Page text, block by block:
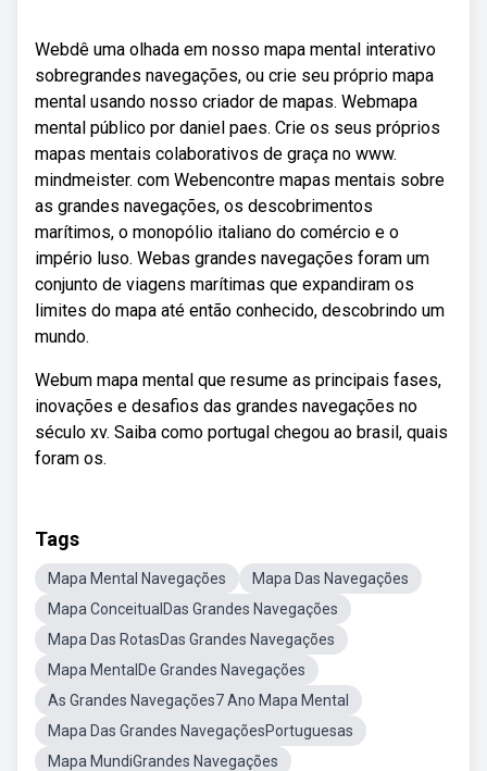
Webdê uma olhada em nosso mapa mental interativo
sobregrandes navegações, ou crie seu próprio mapa
mental usando nosso criador de mapas. Webmapa
mental público por daniel paes. Crie os seus próprios
mapas mentais colaborativos de graça no www.
mindmeister. com Webencontre mapas mentais sobre
as grandes navegações, os descobrimentos
marítimos, o monopólio italiano do comércio e o
império luso. Webas grandes navegações foram um
conjunto de viagens marítimas que expandiram os
limites do mapa até então conhecido, descobrindo um
mundo.
Webum mapa mental que resume as principais fases,
inovações e desafios das grandes navegações no
século xv. Saiba como portugal chegou ao brasil, quais
foram os.
Tags
Mapa Mental Navegações
Mapa Das Navegações
Mapa ConceitualDas Grandes Navegações
Mapa Das RotasDas Grandes Navegações
Mapa MentalDe Grandes Navegações
As Grandes Navegações7 Ano Mapa Mental
Mapa Das Grandes NavegaçõesPortuguesas
Mapa MundiGrandes Navegações